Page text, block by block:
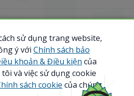
Copyright. All Rights
Code: 0107867370
sử dụng trang website,
ý với Chính sách bảo
khoản & Điều kiện của
và việc sử dụng cookie
sách cookie của chúng